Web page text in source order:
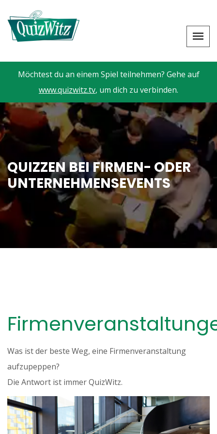
Möchtest du an einem Spiel teilnehmen? Gehe auf
www.quizwitz.tv, um dich zu verbinden.
QUIZZEN BEI FIRMEN- ODER
UNTERNEHMENSEVENTS
Was ist der beste Weg, eine Firmenveranstaltung
aufzupeppen?
Die Antwort ist immer QuizWitz.